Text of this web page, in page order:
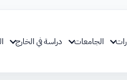
الجامعات دراسة في الخارج